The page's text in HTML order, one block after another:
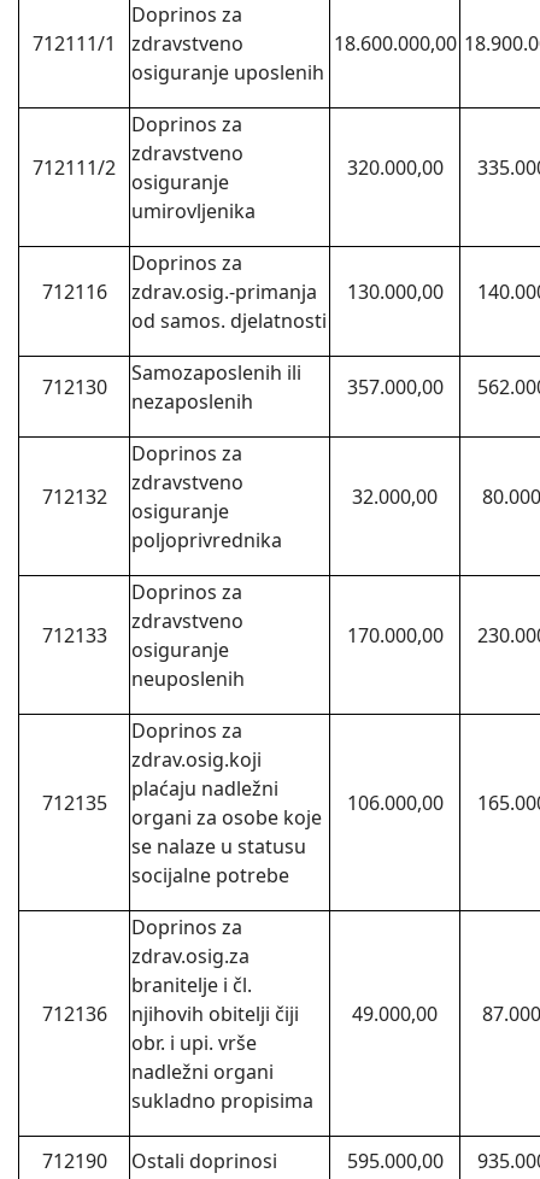
712111/1
Doprinos za
zdravstveno
osiguranje uposlenih
18.600.000,00
712111/2
Doprinos za
zdravstveno
osiguranje
umirovljenika
320.000,00
712116
Doprinos za
zdrav.osig.-primanja
od samos. djelatnosti
130.000,00
712130
Samozaposlenih ili
nezaposlenih
357.000,00
712132
Doprinos za
zdravstveno
osiguranje
poljoprivrednika
32.000,00
712133
Doprinos za
zdravstveno
osiguranje
neuposlenih
170.000,00
712135
Doprinos za
zdrav.osig.koji
plaćaju nadležni
organi za osobe koje
se nalaze u statusu
socijalne potrebe
106.000,00
712136
Doprinos za
zdrav.osig.za
branitelje i čl.
njihovih obitelji čiji
obr. i upi. vrše
nadležni organi
sukladno propisima
49.000,00
712190 Ostali doprinosi 595.000,00